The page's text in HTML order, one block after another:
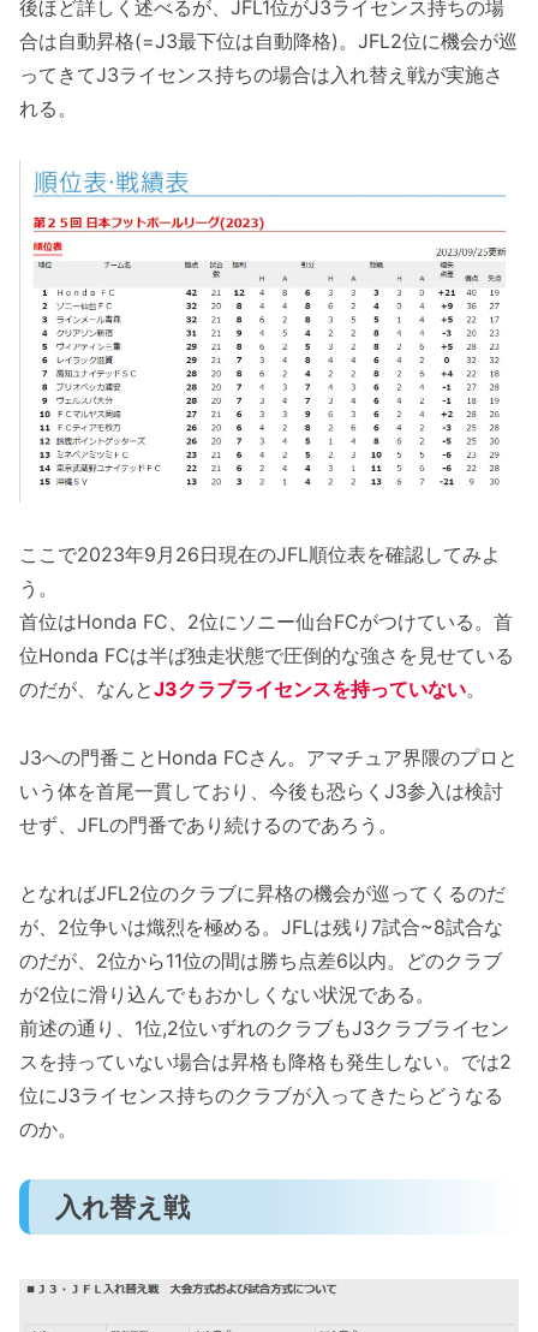
後ほど詳しく述べるが、JFL1位がJ3ライセンス持ちの場
合は自動昇格(=J3最下位は自動降格)。JFL2位に機会が巡
ってきてJ3ライセンス持ちの場合は入れ替え戦が実施さ
れる。
ここで2023年9月26日現在のJFL順位表を確認してみよ
う。
首位はHonda FC、2位にソニー仙台FCがつけている。首
位Honda FCは半ば独走状態で圧倒的な強さを見せている
のだが、なんとJ3クラブライセンスを持っていない。
J3への門番ことHonda FCさん。アマチュア界隈のプロと
いう体を首尾一貫しており、今後も恐らくJ3参入は検討
せず、JFLの門番であり続けるのであろう。
となればJFL2位のクラブに昇格の機会が巡ってくるのだ
が、2位争いは熾烈を極める。JFLは残り7試合~8試合な
のだが、2位から11位の間は勝ち点差6以内。どのクラブ
が2位に滑り込んでもおかしくない状況である。
前述の通り、1位,2位いずれのクラブもJ3クラブライセン
スを持っていない場合は昇格も降格も発生しない。では2
位にJ3ライセンス持ちのクラブが入ってきたらどうなる
のか。
入れ替え戦